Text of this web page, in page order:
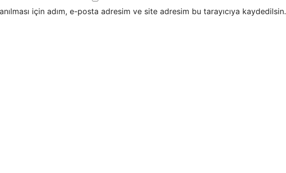
için adım, e-posta adresim ve site adresim bu tarayıcıya kaydedilsin.